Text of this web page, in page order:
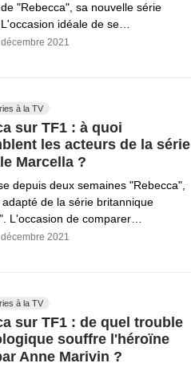
"Rebecca", sa nouvelle série
idéale de se…
2021
à la TV
sur TF1 : à quoi
les acteurs de la série
Marcella ?
depuis deux semaines "Rebecca",
de la série britannique
L'occasion de comparer…
2021
à la TV
sur TF1 : de quel trouble
souffre l'héroïne
Anne Marivin ?